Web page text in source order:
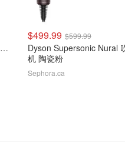
Dyson Dyson PencilWash 湿式地板清洁器
$499.99 $599.99
Dyson Supersonic Nural
机 陶瓷粉
Sephora.ca